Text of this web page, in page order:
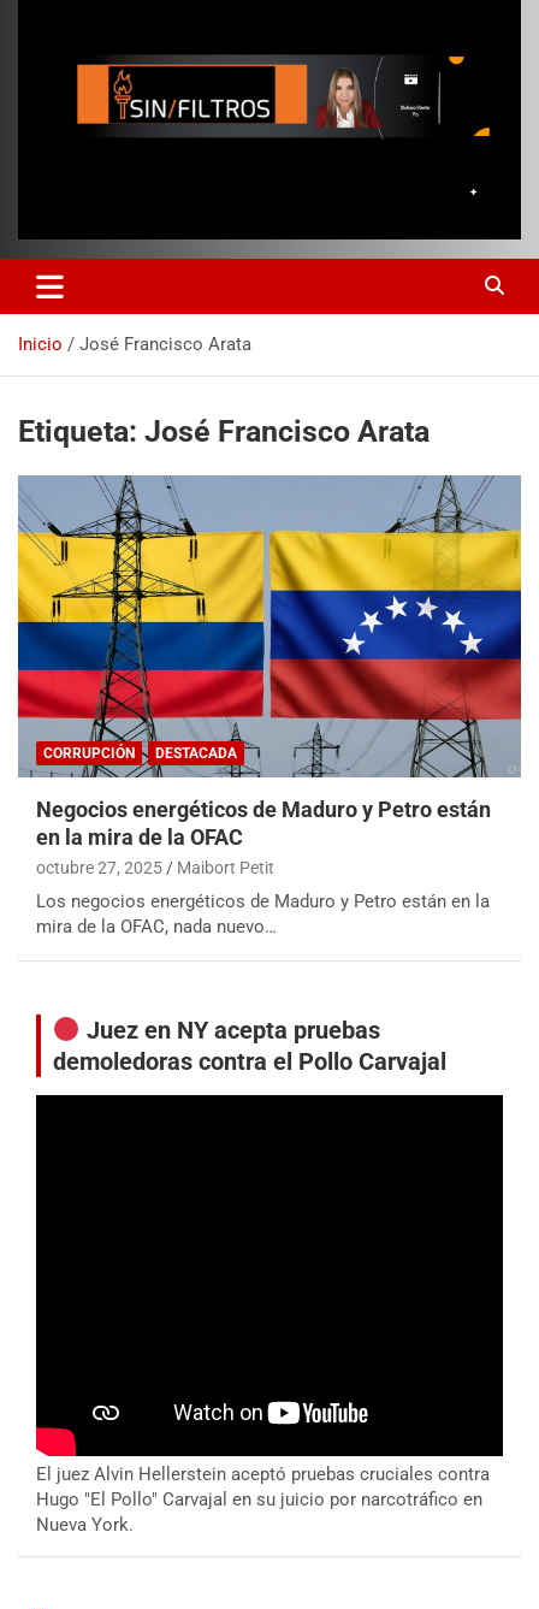
Inicio José Francisco Arata
Etiqueta: José Francisco Arata
CORRUPCIÓN DESTACADA
Negocios energéticos de Maduro y Petro están
en la mira de la OFAC
octubre 27, 2025 Maibort Petit
Los negocios energéticos de Maduro y Petro están en la
mira de la OFAC, nada nuevo…
Juez en NY acepta pruebas
demoledoras contra el Pollo Carvajal
El juez Alvin Hellerstein aceptó pruebas cruciales contra
Hugo "El Pollo" Carvajal en su juicio por narcotráfico en
Nueva York.